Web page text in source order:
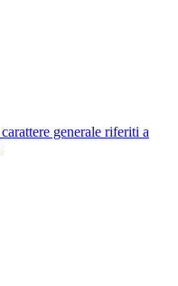
generale riferiti a